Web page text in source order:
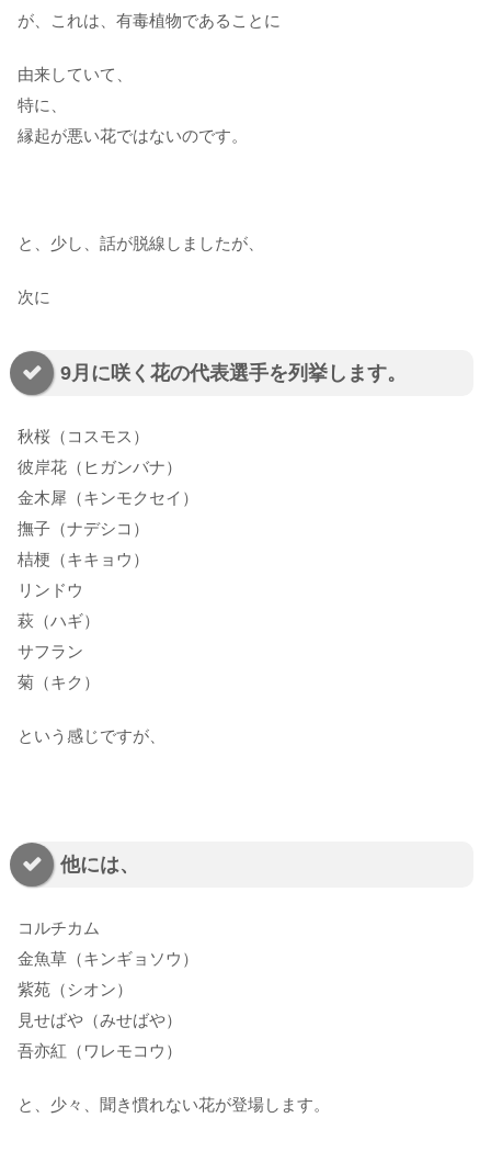
が、これは、有毒植物であることに
由来していて、
特に、
縁起が悪い花ではないのです。
と、少し、話が脱線しましたが、
次に
9月に咲く花の代表選手を列挙します。
秋桜（コスモス）
彼岸花（ヒガンバナ）
金木犀（キンモクセイ）
撫子（ナデシコ）
桔梗（キキョウ）
リンドウ
萩（ハギ）
サフラン
菊（キク）
という感じですが、
他には、
コルチカム
金魚草（キンギョソウ）
紫苑（シオン）
見せばや（みせばや）
吾亦紅（ワレモコウ）
と、少々、聞き慣れない花が登場します。